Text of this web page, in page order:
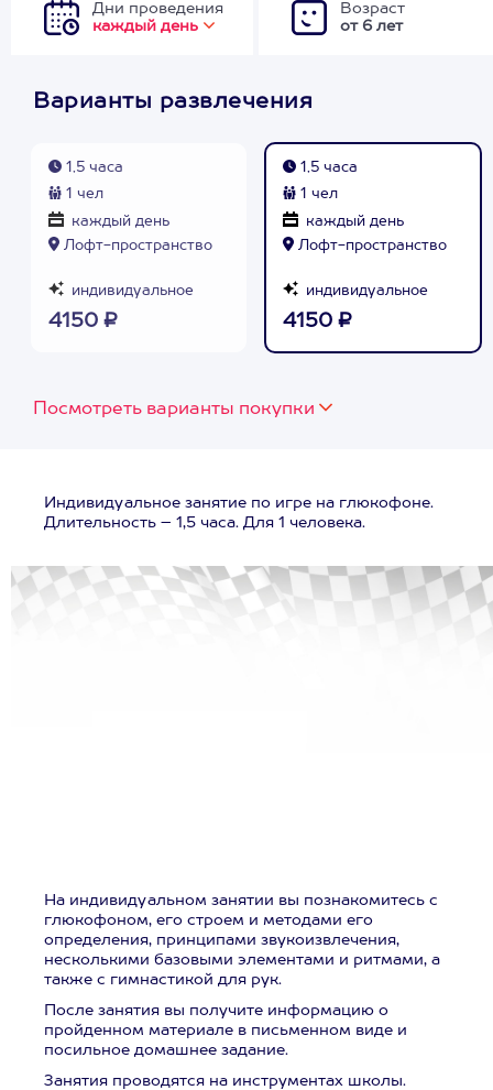
Дни проведения
каждый день
Возраст
от 6 лет
Варианты развлечения
1,5 часа
1 чел
каждый день
Лофт-пространство
индивидуальное
4150 ₽
1,5 часа
1 чел
каждый день
Лофт-пространство
индивидуальное
4150 ₽
Посмотреть варианты покупки
Индивидуальное занятие по игре на глюкофоне.
Длительность – 1,5 часа. Для 1 человека.
На индивидуальном занятии вы познакомитесь с
глюкофоном, его строем и методами его
определения, принципами звукоизвлечения,
несколькими базовыми элементами и ритмами, а
также с гимнастикой для рук.
После занятия вы получите информацию о
пройденном материале в письменном виде и
посильное домашнее задание.
Занятия проводятся на инструментах школы.